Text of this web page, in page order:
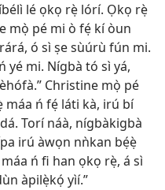
lé ọkọ rẹ̀ lórí. Ọkọ rẹ̀
mọ̀ pé mi ò fẹ́ kí òun
ó sì ṣe sùúrù fún mi.
yé mi. Nígbà tó sì yá,
Christine mọ̀ pé
ń fẹ́ láti kà, irú bí
Torí náà, nígbàkigbà
irú àwọn nǹkan bẹ́ẹ̀
ń fi han ọkọ rẹ̀, á sì
àpilẹ̀kọ́ yìí.”